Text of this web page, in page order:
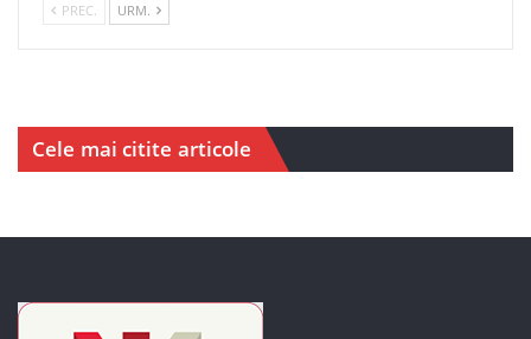
PREC. URM.
Cele mai citite articole